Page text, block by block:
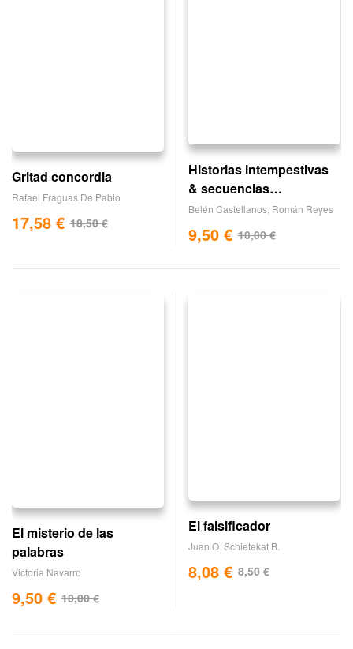
Gritad concordia
Rafael Fraguas De Pablo
18,50€
17,58 €
Historias intempestivas
& secuencias
recurrentes
Belén Castellanos Román Reyes
10,00€
9,50 €
El misterio de las
palabras
Victoria Navarro
10,00€
9,50 €
El falsificador
Juan O. Schietekat B.
8,50€
8,08 €